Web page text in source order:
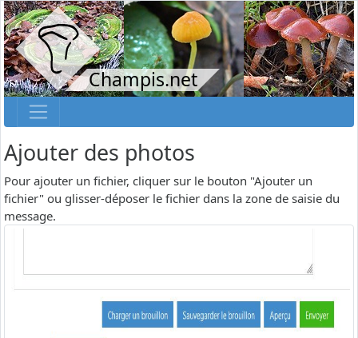
Champis.net
Ajouter des photos
Pour ajouter un fichier, cliquer sur le bouton "Ajouter un
fichier" ou glisser-déposer le fichier dans la zone de saisie du
message.